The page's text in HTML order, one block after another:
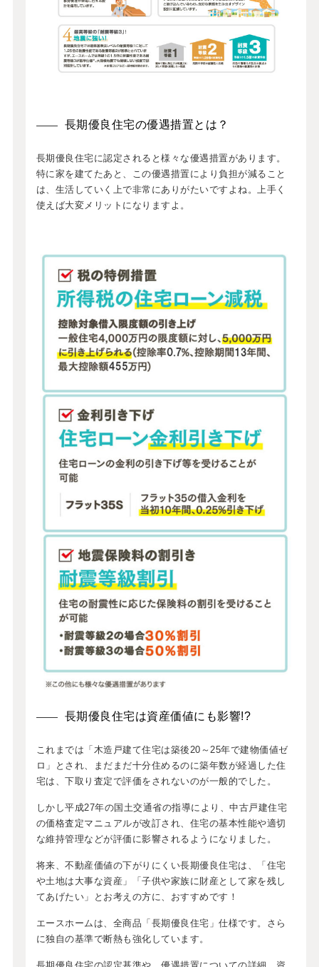
長期優良住宅の優遇措置とは？
長期優良住宅に認定されると様々な優遇措置があります。
特に家を建てたあと、この優遇措置により負担が減ること
は、生活していく上で非常にありがたいですよね。上手く
使えば大変メリットになりますよ。
長期優良住宅は資産価値にも影響!?
これまでは「木造戸建て住宅は築後20～25年で建物価値ゼ
ロ」とされ、まだまだ十分住めるのに築年数が経過した住
宅は、下取り査定で評価をされないのが一般的でした。
しかし平成27年の国土交通省の指導により、中古戸建住宅
の価格査定マニュアルが改訂され、住宅の基本性能や適切
な維持管理などが評価に影響されるようになりました。
将来、不動産価値の下がりにくい長期優良住宅は、「住宅
や土地は大事な資産」「子供や家族に財産として家を残し
てあげたい」とお考えの方に、おすすめです！
エースホームは、全商品「長期優良住宅」仕様です。さら
に独自の基準で断熱も強化しています。